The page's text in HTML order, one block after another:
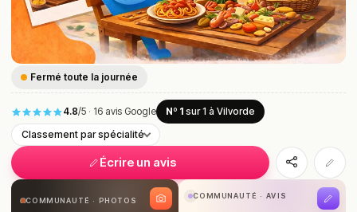
Fermé toute la journée
4.8/5 · 16 avis Google Nº 1 sur 1 à Vilvorde
Classement par spécialité
Écrire un avis
COMMUNAUTÉ · PHOTOS
COMMUNAUTÉ · AVIS